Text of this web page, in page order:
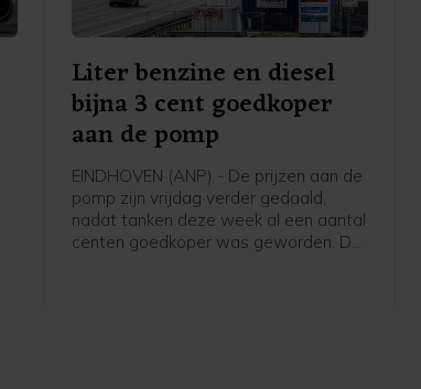
Liter benzine en diesel
bijna 3 cent goedkoper
aan de pomp
EINDHOVEN (ANP) - De prijzen aan de
pomp zijn vrijdag verder gedaald,
nadat tanken deze week al een aantal
centen goedkoper was geworden. De